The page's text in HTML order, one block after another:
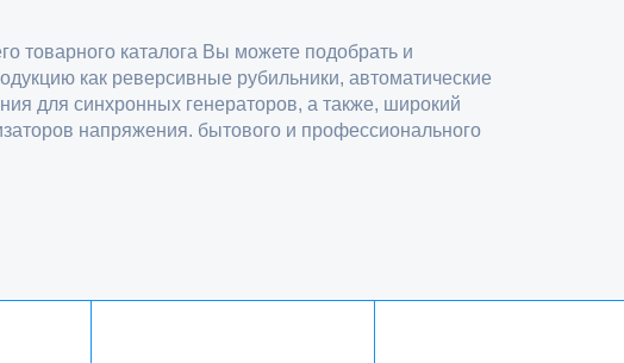
товарного каталога Вы можете подобрать и
как реверсивные рубильники, автоматические
для синхронных генераторов, а также, широкий
напряжения. бытового и профессионального